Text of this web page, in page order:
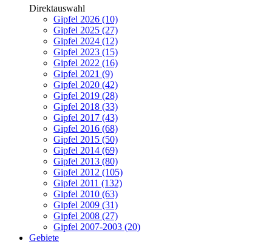
Direktauswahl
Gipfel 2026 (10)
Gipfel 2025 (27)
Gipfel 2024 (12)
Gipfel 2023 (15)
Gipfel 2022 (16)
Gipfel 2021 (9)
Gipfel 2020 (42)
Gipfel 2019 (28)
Gipfel 2018 (33)
Gipfel 2017 (43)
Gipfel 2016 (68)
Gipfel 2015 (50)
Gipfel 2014 (69)
Gipfel 2013 (80)
Gipfel 2012 (105)
Gipfel 2011 (132)
Gipfel 2010 (63)
Gipfel 2009 (31)
Gipfel 2008 (27)
Gipfel 2007-2003 (20)
Gebiete